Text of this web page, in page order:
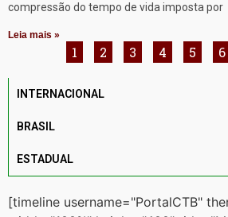
compressão do tempo de vida imposta por
Leia mais »
1 2 3 4 5 6
INTERNACIONAL
BRASIL
ESTADUAL
[timeline username="PortalCTB"